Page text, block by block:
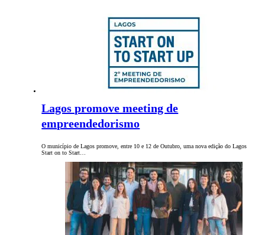
Lagos promove meeting de
empreendedorismo
O município de Lagos promove, entre 10 e 12 de Outubro, uma nova edição do Lagos
Start on to Start…